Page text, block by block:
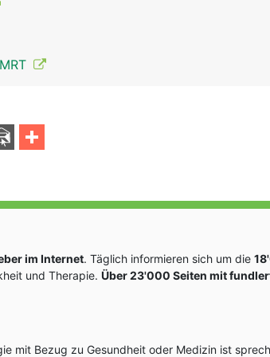
im Internet. Täglich informieren sich um die
und Therapie. Über 23'000 Seiten mit
mit Bezug zu Gesundheit oder Medizin ist